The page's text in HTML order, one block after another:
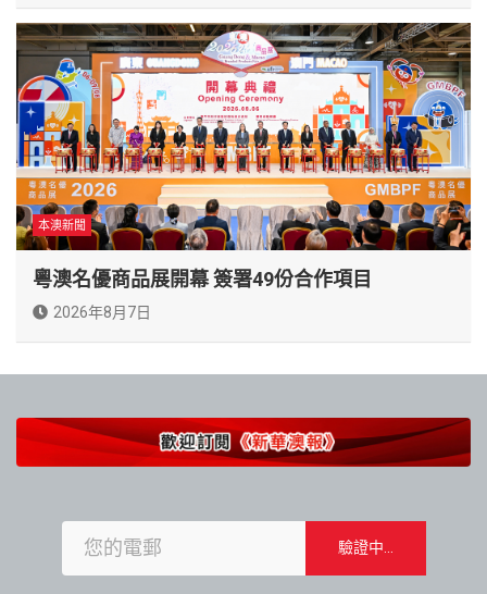
本澳新聞
粵澳名優商品展開幕 簽署49份合作項目
2026年8月7日